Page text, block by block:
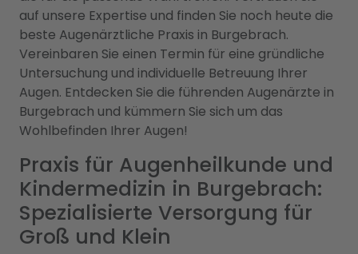
auf unsere Expertise und finden Sie noch heute die
beste Augenärztliche Praxis in Burgebrach.
Vereinbaren Sie einen Termin für eine gründliche
Untersuchung und individuelle Betreuung Ihrer
Augen. Entdecken Sie die führenden Augenärzte in
Burgebrach und kümmern Sie sich um das
Wohlbefinden Ihrer Augen!
Praxis für Augenheilkunde und
Kindermedizin in Burgebrach:
Spezialisierte Versorgung für
Groß und Klein